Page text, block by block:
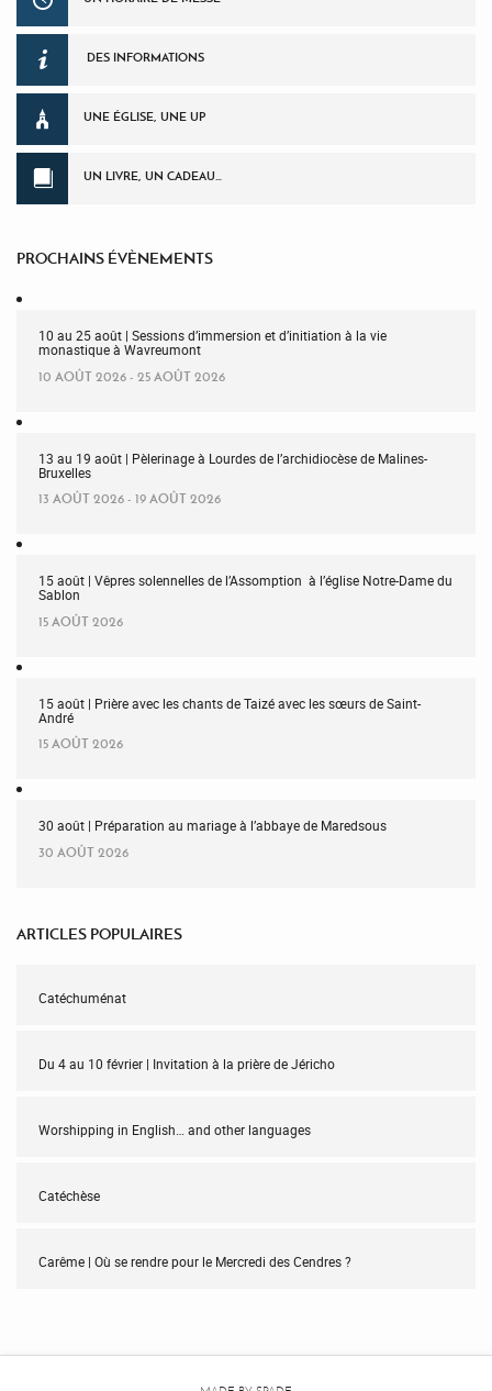
DES INFORMATIONS
UNE ÉGLISE, UNE UP
UN LIVRE, UN CADEAU…
PROCHAINS ÉVÈNEMENTS
10 au 25 août | Sessions d’immersion et d’initiation à la vie
monastique à Wavreumont
10 AOÛT 2026 - 25 AOÛT 2026
13 au 19 août | Pèlerinage à Lourdes de l’archidiocèse de Malines-
Bruxelles
13 AOÛT 2026 - 19 AOÛT 2026
15 août | Vêpres solennelles de l’Assomption à l’église Notre-Dame du
Sablon
15 AOÛT 2026
15 août | Prière avec les chants de Taizé avec les sœurs de Saint-
André
15 AOÛT 2026
30 août | Préparation au mariage à l’abbaye de Maredsous
30 AOÛT 2026
ARTICLES POPULAIRES
Catéchuménat
Du 4 au 10 février | Invitation à la prière de Jéricho
Worshipping in English… and other languages
Catéchèse
Carême | Où se rendre pour le Mercredi des Cendres ?